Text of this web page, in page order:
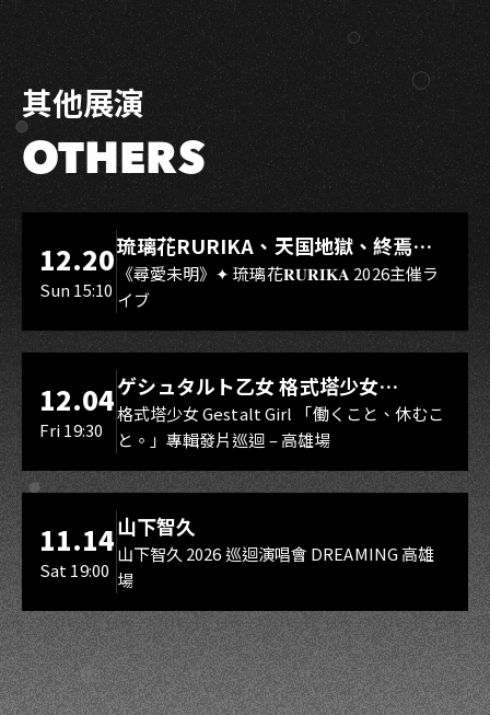
其他展演
OTHERS
LIVE WAREHOUSE 小庫
12.20
Sun 15:10
琉璃花RURIKA、天国地獄、終焉
Rebirth、DUALIA、無我夢中、花奏
スマイル（O.A.）
《尋愛未明》✦ 琉璃花𝐑𝐔𝐑𝐈𝐊𝐀 2026主催ラ
イブ
LIVE WAREHOUSE 小庫
12.04
Fri 19:30
ゲシュタルト乙女 格式塔少女
Gestalt Girl
格式塔少女 Gestalt Girl 「働くこと、休むこ
と。」專輯發片巡迴 – 高雄場
11.14
Sat 19:00
山下智久
山下智久 2026 巡迴演唱會 DREAMING 高雄
場